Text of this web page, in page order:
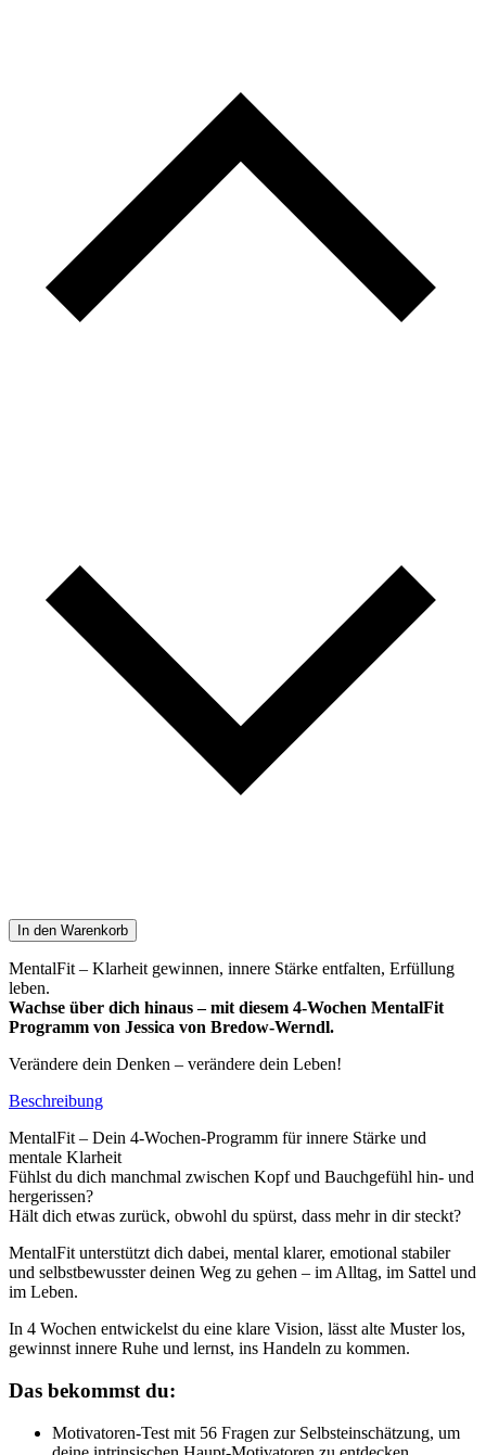
In den Warenkorb
MentalFit – Klarheit gewinnen, innere Stärke entfalten, Erfüllung
leben.
Wachse über dich hinaus – mit diesem 4-Wochen MentalFit
Programm von Jessica von Bredow-Werndl.
Verändere dein Denken – verändere dein Leben!
Beschreibung
MentalFit – Dein 4-Wochen-Programm für innere Stärke und
mentale Klarheit
Fühlst du dich manchmal zwischen Kopf und Bauchgefühl hin- und
hergerissen?
Hält dich etwas zurück, obwohl du spürst, dass mehr in dir steckt?
MentalFit unterstützt dich dabei, mental klarer, emotional stabiler
und selbstbewusster deinen Weg zu gehen – im Alltag, im Sattel und
im Leben.
In 4 Wochen entwickelst du eine klare Vision, lässt alte Muster los,
gewinnst innere Ruhe und lernst, ins Handeln zu kommen.
Das bekommst du:
Motivatoren-Test mit 56 Fragen zur Selbsteinschätzung, um